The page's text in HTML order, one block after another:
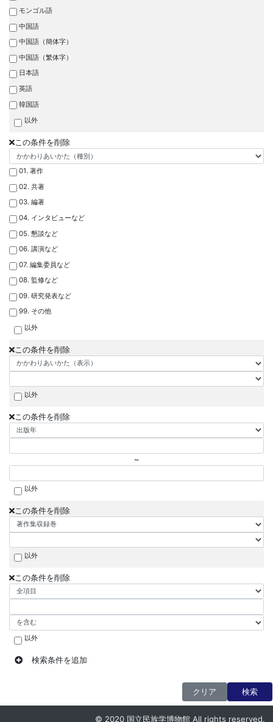
モンゴル語
中国語
中国語（簡体字）
中国語（繁体字）
日本語
英語
韓国語
以外
この条件を削除
01. 著作
02. 共著
03. 編著
04. インタビューなど
05. 懇談など
06. 講演など
07. 編集委員など
08. 監修など
09. 研究発表など
99. その他
以外
この条件を削除
以外
この条件を削除
~
以外
この条件を削除
以外
この条件を削除
以外
検索条件を追加
クリア 検索
© 2020 国立民族学博物館 All rights reserved.